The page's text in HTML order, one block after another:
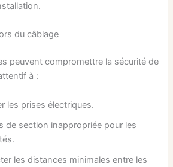
du câblage
peuvent compromettre la sécurité de
à :
les prises électriques.
de section inappropriée pour les
les distances minimales entre les